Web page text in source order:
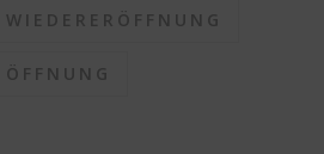
WIEDERERÖFFNUNG
ÖFFNUNG